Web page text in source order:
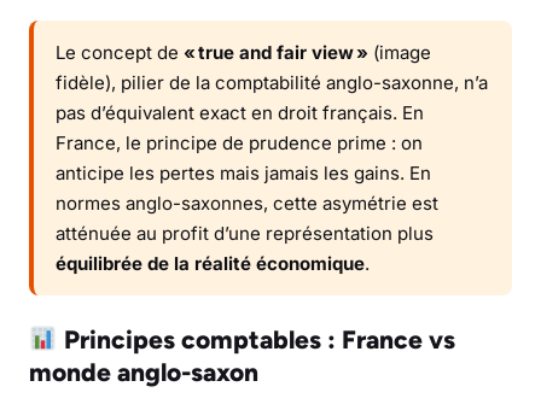
Le concept de « true and fair view » (image
fidèle), pilier de la comptabilité anglo-saxonne, n’a
pas d’équivalent exact en droit français. En
France, le principe de prudence prime : on
anticipe les pertes mais jamais les gains. En
normes anglo-saxonnes, cette asymétrie est
atténuée au profit d’une représentation plus
équilibrée de la réalité économique.
Principes comptables : France vs
monde anglo-saxon